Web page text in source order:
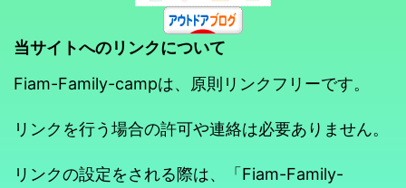
当サイトへのリンクについて
Fiam-Family-campは、原則リンクフリーです。
リンクを行う場合の許可や連絡は必要ありません。
リンクの設定をされる際は、「Fiam-Family-